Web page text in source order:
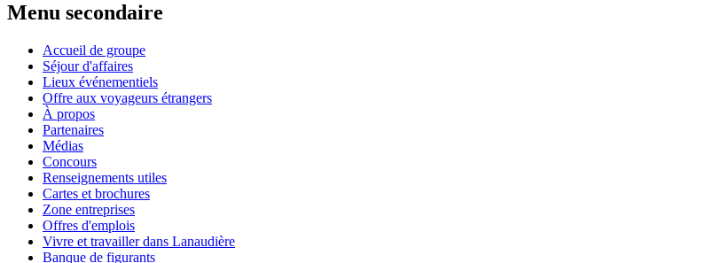
Menu secondaire
Accueil de groupe
Séjour d'affaires
Lieux événementiels
Offre aux voyageurs étrangers
À propos
Partenaires
Médias
Concours
Renseignements utiles
Cartes et brochures
Zone entreprises
Offres d'emplois
Vivre et travailler dans Lanaudière
Banque de figurants